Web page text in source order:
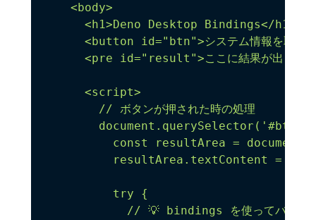
    <body>
      <h1>Deno Desktop Bindings</h1>
<button id="btn">システム情報を取得
<pre id="result">ここに結果が出ます
      <script>
        // ボタンが押された時の処理
const resultArea =
resultArea.textContent = "取
          try {
// 💡 bindings を使ってバックエ